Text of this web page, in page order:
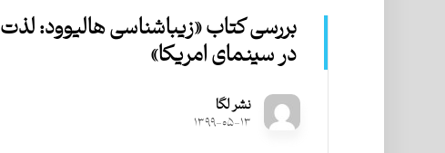
بررسی کتاب «زیباشناسی هالیوود: لذت
در سینمای امریکا»
نشر لگا
۱۳۹۹-۰۵-۱۳